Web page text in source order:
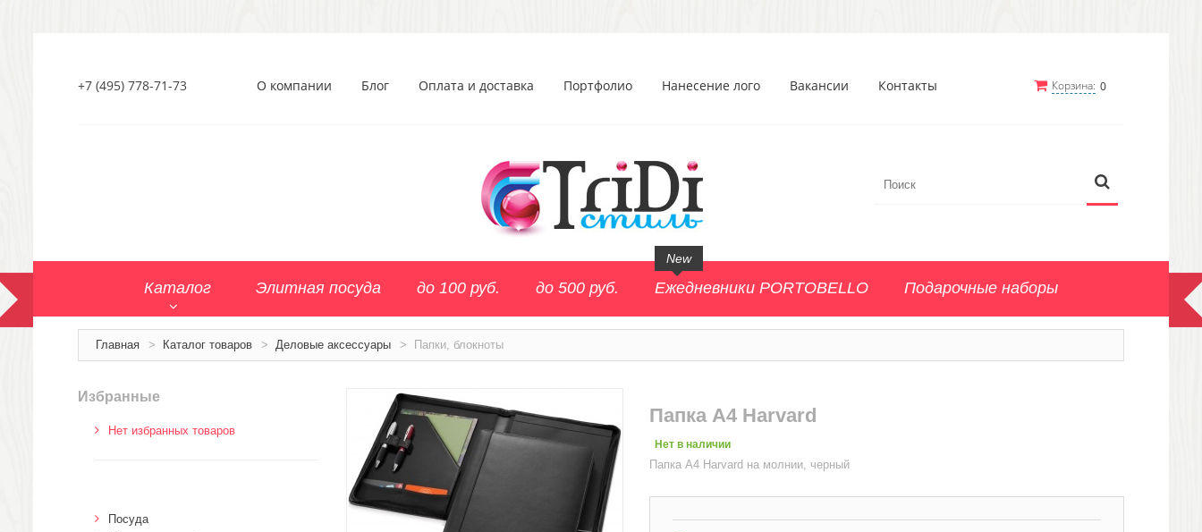
Корзина: 0
+7 (495) 778-71-73 О компании Блог Оплата и доставка Портфолио Нанесение лого Вакансии Контакты
Каталог Элитная посуда до 100 руб. до 500 руб. Ежедневники PORTOBELLO
New
Подарочные наборы
Главная > Каталог товаров > Деловые аксессуары > Папки, блокноты
Папка А4 Harvard
Нет в наличии
Папка А4 Harvard на молнии, черный
Избранные
Нет избранных товаров
Посуда